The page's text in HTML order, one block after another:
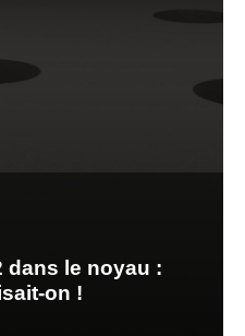
dans le noyau :
on !